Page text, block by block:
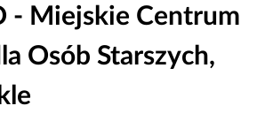
- Miejskie Centrum
Osób Starszych,